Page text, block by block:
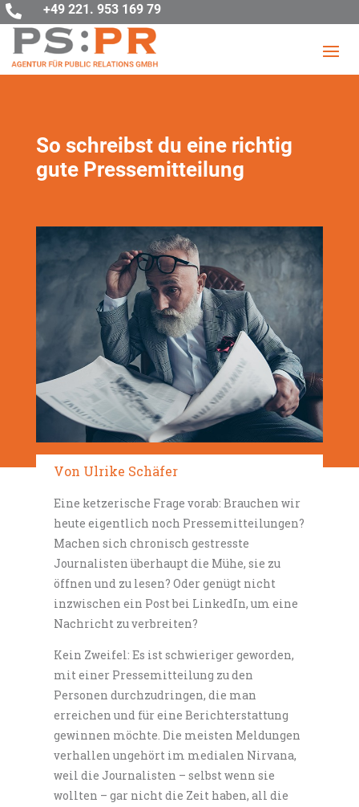
 +49 221. 953 169 79
So schreibst du eine richtig
gute Pressemitteilung
Von Ulrike Schäfer
Eine ketzerische Frage vorab: Brauchen wir
heute eigentlich noch Pressemitteilungen?
Machen sich chronisch gestresste
Journalisten überhaupt die Mühe, sie zu
öffnen und zu lesen? Oder genügt nicht
inzwischen ein Post bei LinkedIn, um eine
Nachricht zu verbreiten?
Kein Zweifel: Es ist schwieriger geworden,
mit einer Pressemitteilung zu den
Personen durchzudringen, die man
erreichen und für eine Berichterstattung
gewinnen möchte. Die meisten Meldungen
verhallen ungehört im medialen Nirvana,
weil die Journalisten – selbst wenn sie
wollten – gar nicht die Zeit haben, all die